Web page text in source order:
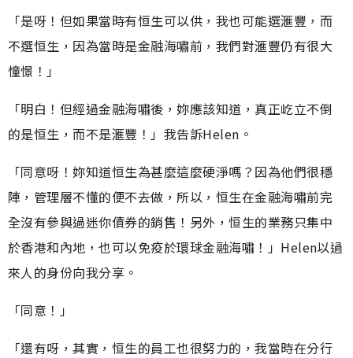
「是呀！但如果當時有恒生可以供，我也可能選滙豐，而
不選恒生，因為當時是金融海嘯前，我們對滙豐仍有很大
憧憬！」
「明白！但經過金融海嘯後，妳應該知道，真正屹立不倒
的是恒生，而不是滙豐！」我告訴Helen。
「同意呀！妳知道恒生為甚麼這麼硬淨嗎？因為他們很穩
陣，管理層不懂的便不去做，所以，恒生在金融海嘯前完
全沒有參與過迷你債券的銷售！另外，恒生的業務只集中
於香港和內地，也可以免疫於環球金融海嘯！」Helen以過
來人的身份向我分享。
「同意！」
「還有呀，其實，恒生的員工也很努力的，我當時在分行